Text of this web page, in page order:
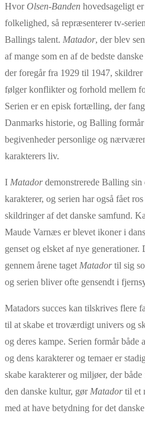
Hvor Olsen-Banden hovedsageligt
folkelighed, så repræsenterer tv-serien
Ballings talent. Matador, der blev
af mange som en af de bedste
der foregår fra 1929 til 1947,
følger konflikter og forhold mellem
Serien er en episk fortælling, der
Danmarks historie, og Balling
begivenheder personlige og
karakterers liv.
I Matadordemonstrerede Balling sin
karakterer, og serien har også fået
skildringer af det danske samfund.
Maude Varnæs er blevet ikoner i
genset og elsket af nye
gennem årene taget Matadortil sig
og serien bliver ofte gensendt i
Matadors succes kan tilskrives flere
til at skabe et troværdigt univers og
og deres kampe. Serien formår
og dens karakterer og temaer er
skabe karakterer og miljøer, der
den danske kultur, gør Matadortil et
med at have betydning for det